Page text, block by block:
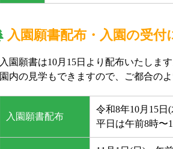
入園願書配布・入園の受付
入園願書は10月15日より配布いたしま
園内の見学もできますので、ご都合の
入園願書配布
令和8年10月15日(
平日は午前8時〜